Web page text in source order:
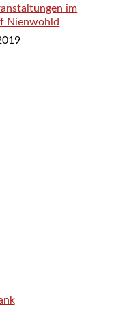
im
Nienwohld